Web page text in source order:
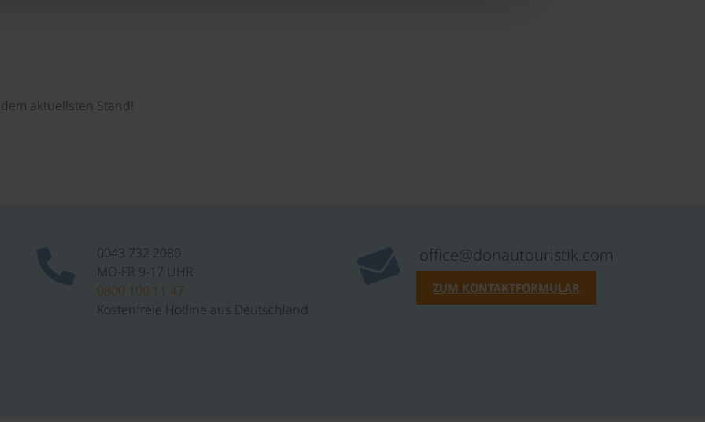
aktuellsten Stand!
0043 732 2080
MO-FR 9-17 UHR
0800 100 11 47
Kostenfreie Hotline aus Deutschland
office@donautouristik.com
ZUM KONTAKTFORMULAR